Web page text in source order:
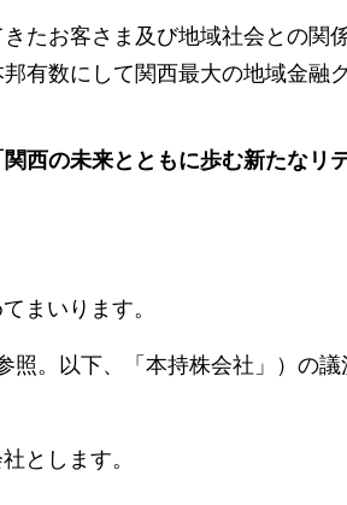
たお客さま及び地域社会との関
有数にして関西最大の地域金融
関西の未来とともに歩む新たなリ
まいります。
照。以下、「本持株会社」）の議
とします。